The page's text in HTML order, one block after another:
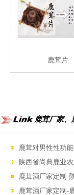
鹿茸片
鹿茸厂家、
鹿茸对男性性功
陕西省尚典鹿业
鹿茸酒厂家定制-
鹿茸酒厂家定制-